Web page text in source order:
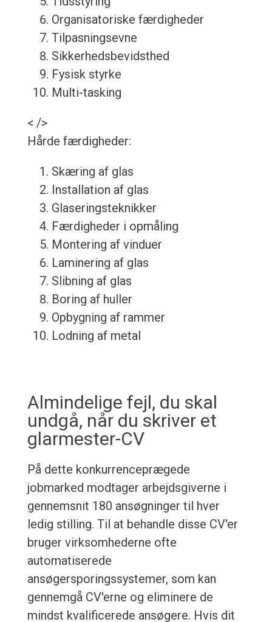
Organisatoriske færdigheder
Tilpasningsevne
Sikkerhedsbevidsthed
Fysisk styrke
Multi-tasking
< />
Hårde færdigheder:
Skæring af glas
Installation af glas
Glaseringsteknikker
Færdigheder i opmåling
Montering af vinduer
Laminering af glas
Slibning af glas
Boring af huller
Opbygning af rammer
Lodning af metal
Almindelige fejl, du skal
undgå, når du skriver et
glarmester-CV
På dette konkurrenceprægede
jobmarked modtager arbejdsgiverne i
gennemsnit 180 ansøgninger til hver
ledig stilling. Til at behandle disse CV'er
bruger virksomhederne ofte
automatiserede
ansøgersporingssystemer, som kan
gennemgå CV'erne og eliminere de
mindst kvalificerede ansøgere. Hvis dit